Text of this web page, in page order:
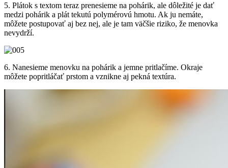
5. Plátok s textom teraz prenesieme na pohárik, ale dôležité je dať
medzi pohárik a plát tekutú polymérovú hmotu. Ak ju nemáte,
môžete postupovať aj bez nej, ale je tam väčšie riziko, že menovka
nevydrží.
6. Nanesieme menovku na pohárik a jemne pritlačíme. Okraje
môžete popritláčať prstom a vznikne aj pekná textúra.